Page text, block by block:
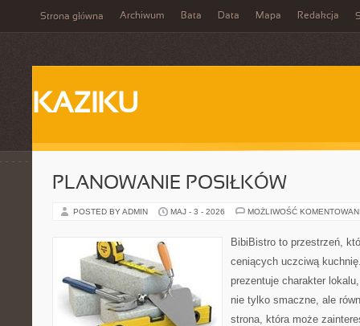
Strona główna Archiwum Bata Data Mapa Redakcja
KAZIKU
PLANOWANIE POSIŁKÓW
POSTED BY ADMIN MAJ - 3 - 2026 MOŻLIWOŚĆ
BibiBistro to przestrzeń,
ceniących uczciwą
prezentuje charakter
nie tylko smaczne, ale
strona, która może